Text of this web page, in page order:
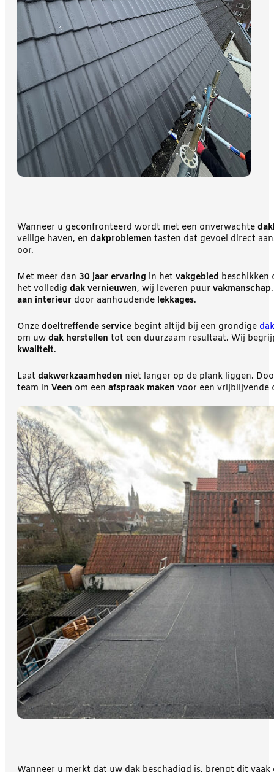
Wanneer u geconfronteerd wordt met een onverwachte
veilige haven, en dakproblemen tasten dat gevoel direct
oor.
Met meer dan 30 jaar ervaring in het vakgebied beschikken
het volledig dak vernieuwen, wij leveren puur vakmanschap
aan interieur door aanhoudende lekkages.
Onze doeltreffende service begint altijd bij een grondige
om uw dak herstellen tot een duurzaam resultaat. Wij
kwaliteit.
Laat dakwerkzaamheden niet langer op de plank liggen.
team in Veen om een afspraak maken voor een vrijblijvende